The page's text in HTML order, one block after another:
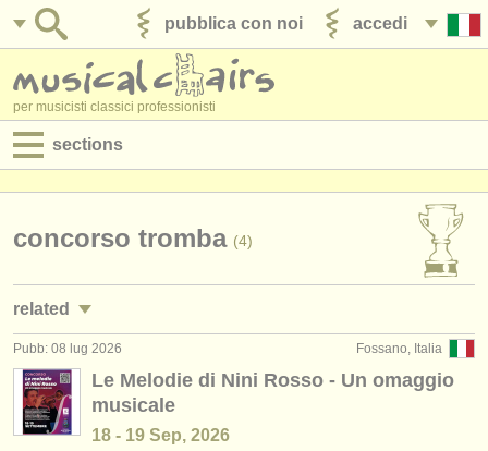
accedi
pubblica con noi
per musicisti classici professionisti
sections
jobs - amministrazione
degree courses
corsi
concorso tromba (4)
related
jobs - spettacolo: tromba
jobs - insegnamento: tromba
Fossano, Italia
Pubb: 08 lug 2026
Le Melodie di Nini Rosso - Un omaggio
musicale
18 - 19 Sep, 2026